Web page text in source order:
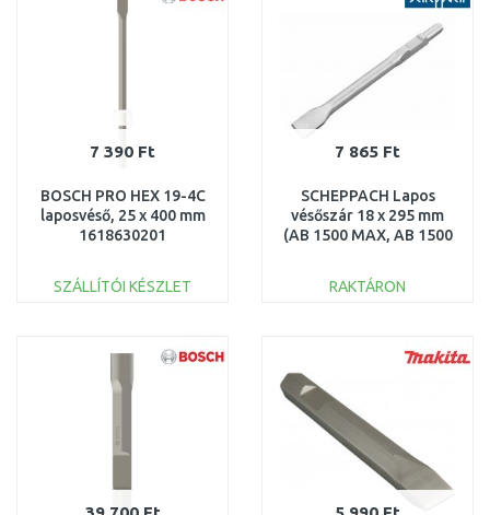
7 390 Ft
BOSCH PRO HEX 19-4C
laposvéső, 25 x 400 mm
1618630201
SZÁLLÍTÓI KÉSZLET
Összehasonlítás
7 865 Ft
SCHEPPACH Lapos
vésőszár 18 x 295 mm
(AB 1500 MAX, AB 1500
RAKTÁRON
Összehasonlítás